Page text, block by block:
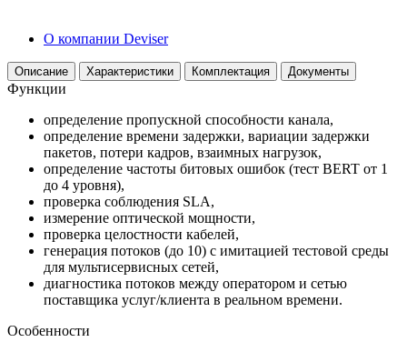
О компании Deviser
Описание Характеристики Комплектация Документы
Функции
определение пропускной способности канала,
определение времени задержки, вариации задержки
пакетов, потери кадров, взаимных нагрузок,
определение частоты битовых ошибок (тест BERT от 1
до 4 уровня),
проверка соблюдения SLA,
измерение оптической мощности,
проверка целостности кабелей,
генерация потоков (до 10) с имитацией тестовой среды
для мультисервисных сетей,
диагностика потоков между оператором и сетью
поставщика услуг/клиента в реальном времени.
Особенности